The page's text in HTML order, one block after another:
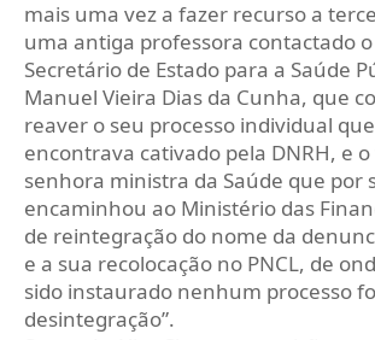
mais uma vez a fazer recurso a
uma antiga professora contactado
Secretário de Estado para a Saúde
Manuel Vieira Dias da Cunha, que
reaver o seu processo individual
encontrava cativado pela DNRH, e
senhora ministra da Saúde que por
encaminhou ao Ministério das
de reintegração do nome da
e a sua recolocação no PNCL, de
sido instaurado nenhum processo
desintegração”.